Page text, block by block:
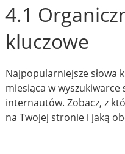
4.1
kluczowe
Najpopularniejsze słowa
miesiąca w
internautów. Zobacz, z
na Twojej stronie i jaką